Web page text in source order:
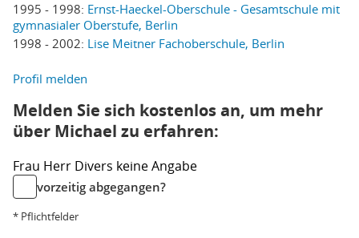
1995 - 1998: Ernst-Haeckel-Oberschule - Gesamtschule mit
gymnasialer Oberstufe, Berlin
1998 - 2002: Lise Meitner Fachoberschule, Berlin
Profil melden
Melden Sie sich kostenlos an, um mehr
über Michael zu erfahren:
Frau Herr Divers keine Angabe
vorzeitig abgegangen?
* Pflichtfelder